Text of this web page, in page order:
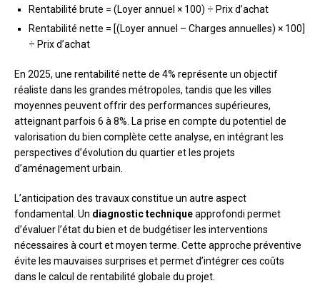
Rentabilité brute = (Loyer annuel × 100) ÷ Prix d’achat
Rentabilité nette = [(Loyer annuel – Charges annuelles) × 100]
÷ Prix d’achat
En 2025, une rentabilité nette de 4% représente un objectif
réaliste dans les grandes métropoles, tandis que les villes
moyennes peuvent offrir des performances supérieures,
atteignant parfois 6 à 8%. La prise en compte du potentiel de
valorisation du bien complète cette analyse, en intégrant les
perspectives d’évolution du quartier et les projets
d’aménagement urbain.
L’anticipation des travaux constitue un autre aspect
fondamental. Un diagnostic techniqueapprofondi permet
d’évaluer l’état du bien et de budgétiser les interventions
nécessaires à court et moyen terme. Cette approche préventive
évite les mauvaises surprises et permet d’intégrer ces coûts
dans le calcul de rentabilité globale du projet.